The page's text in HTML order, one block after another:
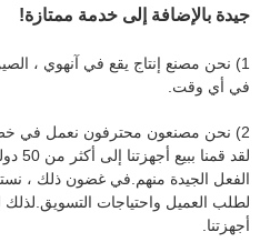
جيدة بالإضافة إلى خدمة ممتازة!
1) نحن مصنع إنتاج يقع في آنهوي ،
في أي وقت.
لقد
الفعل الجيدة منهم.في غضون ذلك ،
لطلب العميل واحتياجات التسويق.لذلك
أجهزتنا.